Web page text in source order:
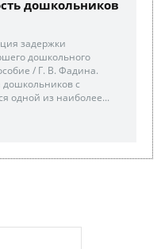
дошкольников
задержки
дошкольного
/ Г. В. Фадина.
с
одной из наиболее...